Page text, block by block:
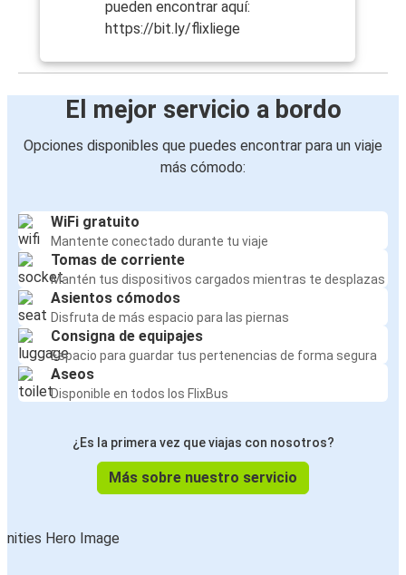
pueden encontrar aquí:
https://bit.ly/flixliege
El mejor servicio a bordo
Opciones disponibles que puedes encontrar para un viaje
más cómodo:
WiFi gratuito
Mantente conectado durante tu viaje
Tomas de corriente
Mantén tus dispositivos cargados mientras te desplazas
Asientos cómodos
Disfruta de más espacio para las piernas
Consigna de equipajes
Espacio para guardar tus pertenencias de forma segura
Aseos
Disponible en todos los FlixBus
¿Es la primera vez que viajas con nosotros?
Más sobre nuestro servicio